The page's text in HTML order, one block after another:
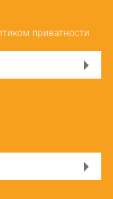
приватности